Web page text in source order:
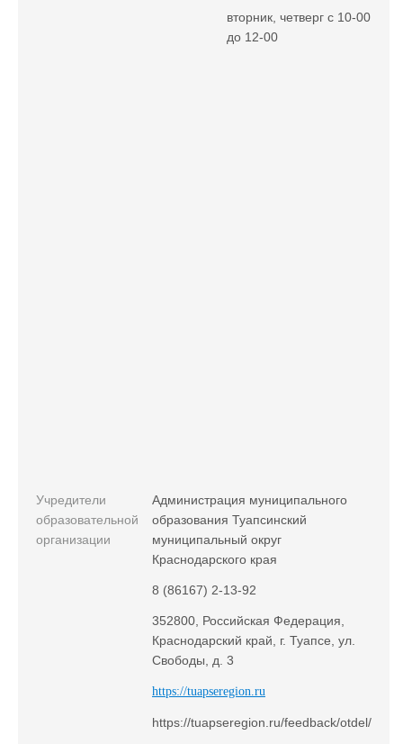
вторник, четверг с 10-00
до 12-00
Учредители
образовательной
организации
Администрация муниципального
образования Туапсинский
муниципальный округ
Краснодарского края
8 (86167) 2-13-92
352800, Российская Федерация,
Краснодарский край, г. Туапсе, ул.
Свободы, д. 3
https://tuapseregion.ru
https://tuapseregion.ru/feedback/otdel/